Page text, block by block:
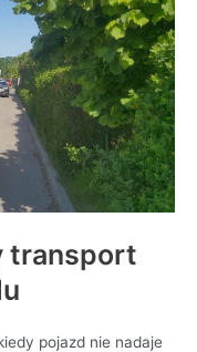
transport
pojazd nie nadaje